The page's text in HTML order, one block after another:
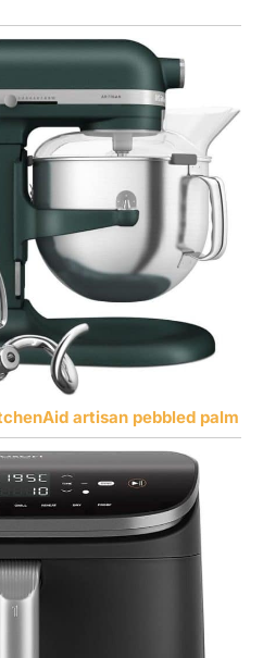
artisan pebbled palm